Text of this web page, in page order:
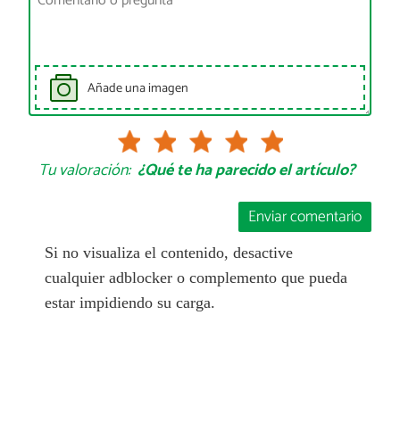
Añade una imagen
Tu valoración: ¿Qué te ha parecido el artículo?
Enviar comentario
Si no visualiza el contenido, desactive
cualquier adblocker o complemento que pueda
estar impidiendo su carga.